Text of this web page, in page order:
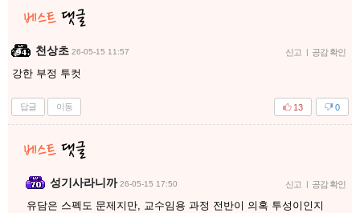
천상초 26-05-15 11:57 신고 | 공감 확인
강한 부정 투컷
답글 이동 0
13
성기사라니까 26-05-15 17:50 신고 | 공감 확인
유담은 스펙도 문제지만, 교수임용 과정 전반이 의혹 투성이인지